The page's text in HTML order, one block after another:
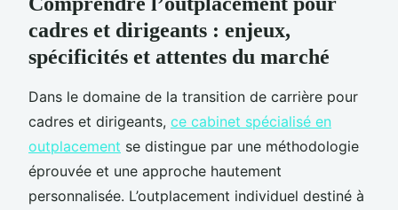
cadres et dirigeants : enjeux,
spécificités et attentes du marché
Dans le domaine de la transition de carrière pour
cadres et dirigeants, ce cabinet spécialisé en
outplacement se distingue par une méthodologie
éprouvée et une approche hautement
personnalisée. L’outplacement individuel destiné à